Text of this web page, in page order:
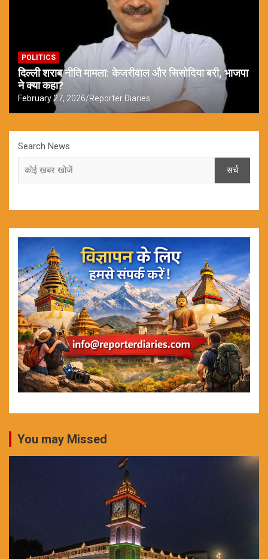
POLITICS
दिल्ली शराब नीति मामला: केजरीवाल और सिसोदिया बरी, भाजपा
ने क्या कहा?
February 27, 2026 Reporter Diaries
Search News
सर्च
You may Missed